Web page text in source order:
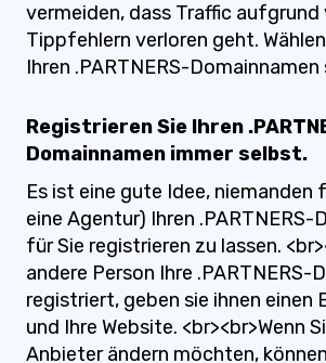
vermeiden, dass Traffic aufgrund
Tippfehlern verloren geht.
Ihren .PARTNERS-
Registrieren Sie Ihren
Domainnamen immer selbst.
Es ist eine gute Idee, niemanden
eine Agentur) Ihren .PARTNERS-
für Sie registrieren zu lassen.
andere Person Ihre .PARTNERS-
registriert, geben sie ihnen einen
und Ihre Website. <br><br>Wenn
Anbieter ändern möchten,